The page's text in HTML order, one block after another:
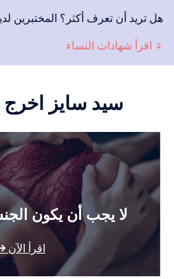
هل تريد أن تعرف أكثر؟ المختبرين
♀ اقرأ شهادات النساء
سيد سايز
لا يجب أن يكون
اقرأ الآن